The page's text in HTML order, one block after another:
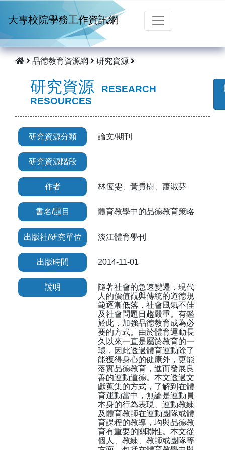
大專校院學務工作資訊網
品德教育資源網 研究資源
研究資源
RESEARCH
RESOURCES
研究資源分類 論文/期刊
研究資源階段
作者 林恆雯、黃貴樹、蕭淑芬
書名/題目 體育教學中的品德教育策略
出版社/研究單位 淡江體育學刊
出版時間 2014-11-01
說明
隨著社會的急速變遷，現代
人的價值觀與傳統的道德規
範逐漸低落，社會風氣不佳
及社會問題日趨嚴重。有鑑
於此，加強品德教育成為必
要的方式。由於體育運動長
久以來一直是屬於教育的一
環，因此透過體育運動除了
能獲得身心的健康外，更能
落實品德教育，進而發展良
善的運動道德。本文透過文
獻蒐集的方式，了解到在體
育運動當中，無論是運動員
本身的行為表現、運動教練
及體育教師在運動團隊或體
育課程的教導，均與品德教
育有重要的關聯性。本文從
個人、教練、教師或團隊等